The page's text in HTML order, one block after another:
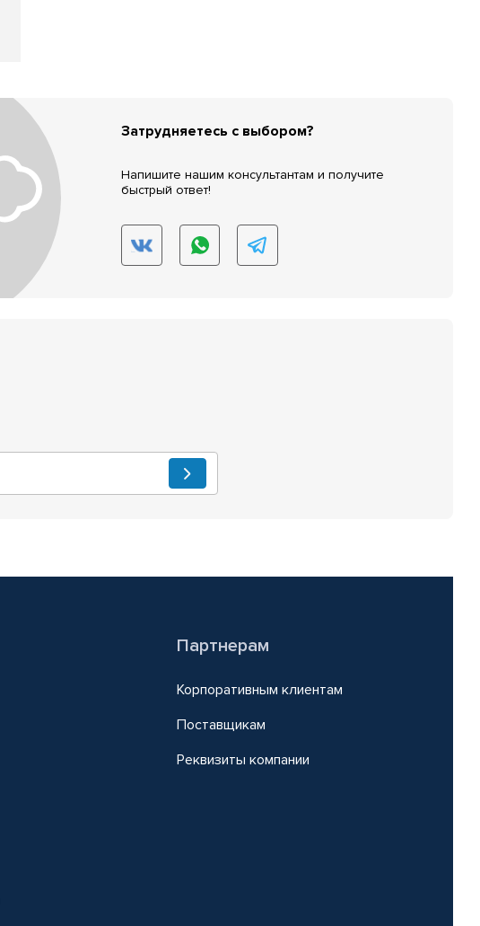
Затрудняетесь с выбором?
Напишите нашим консультантам и получите
быстрый ответ!
Партнерам
Корпоративным клиентам
Поставщикам
Реквизиты компании